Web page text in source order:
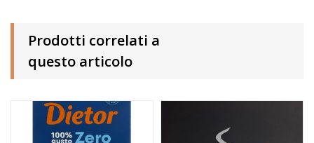
Prodotti correlati a
questo articolo